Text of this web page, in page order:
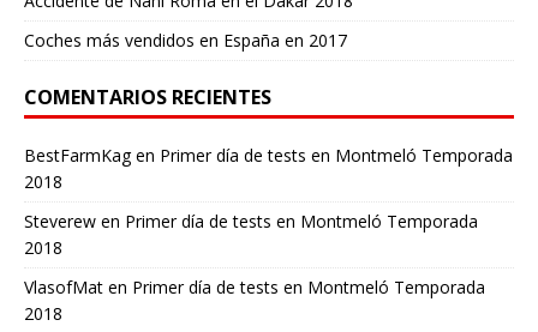
Coches más vendidos en España en 2017
COMENTARIOS RECIENTES
BestFarmKagen Primer día de tests en Montmeló Temporada
2018
Steverew en Primer día de tests en Montmeló Temporada
2018
VlasofMat en Primer día de tests en Montmeló Temporada
2018